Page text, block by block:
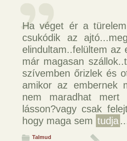
Ha véget ér a
csukódik az
elindultam..felültem
már magasan
szívemben őrizlek és
amikor az embernek
nem maradhat mert
lásson?vagy csak
hogy maga sem tudja
Talmud